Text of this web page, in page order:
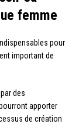
femme
pour
important de
par des
apporter
de création